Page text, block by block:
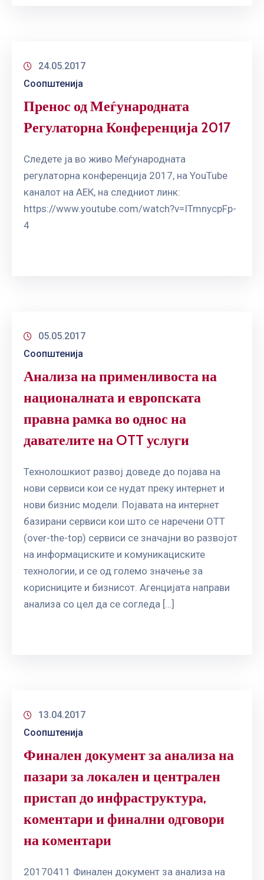
24.05.2017
Соопштенија
Пренос од Меѓународната
Регулаторна Конференција 2017
Следете ја во живо Меѓународната
регулаторна конференција 2017, на YouTube
каналот на АЕК, на следниот линк:
https://www.youtube.com/watch?v=ITmnycpFp-
4
05.05.2017
Соопштенија
Анализа на применливоста на
националната и европската
правна рамка во однос на
давателите на OTT услуги
Технолошкиот развој доведе до појава на
нови сервиси кои се нудат преку интернет и
нови бизнис модели. Појавата на интернет
базирани сервиси кои што се наречени ОТТ
(over-the-top) сервиси се значајни во развојот
на информациските и комуникациските
технологии, и се од големо значење за
корисниците и бизнисот. Агенцијата направи
анализа со цел да се согледа […]
13.04.2017
Соопштенија
Финален документ за анализа на
пазари за локален и централен
пристап до инфраструктура,
коментари и финални одговори
на коментари
20170411 Финален документ за анализа на